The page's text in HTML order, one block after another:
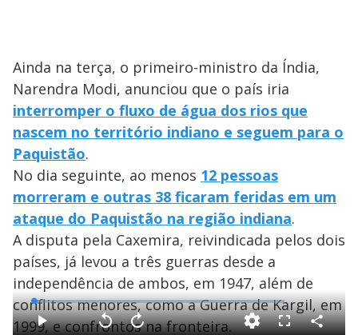
Ainda na terça, o primeiro-ministro da Índia,
Narendra Modi, anunciou que o país iria
interromper o fluxo de água dos rios que
nascem no território indiano e seguem para o
Paquistão.
No dia seguinte, ao menos 12 pessoas
morreram e outras 38 ficaram feridas em um
ataque do Paquistão na região indiana.
A disputa pela Caxemira, reivindicada pelos dois
países, já levou a três guerras desde a
independência de ambos, em 1947, além de
conflitos menores, como a Guerra de Kargil, em
1999, e confrontos na fronteira.
L
o
a
d C